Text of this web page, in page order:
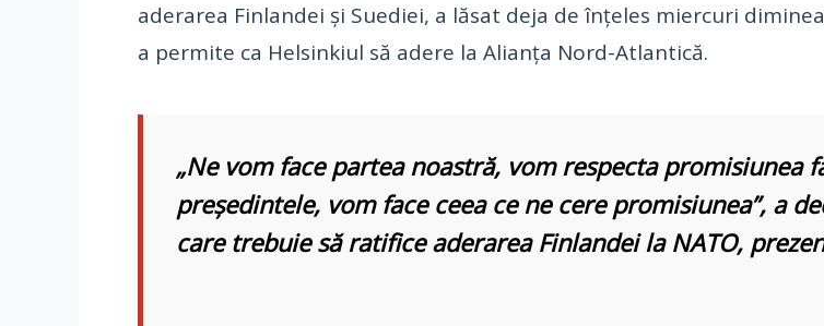
aderarea Finlandei şi Suediei, a lăsat deja de înţeles miercuri
a permite ca Helsinkiul să adere la Alianţa Nord-Atlantică.
„Ne vom face partea noastră, vom respecta promisiunea
preşedintele, vom face ceea ce ne cere promisiunea”, a
care trebuie să ratifice aderarea Finlandei la NATO,